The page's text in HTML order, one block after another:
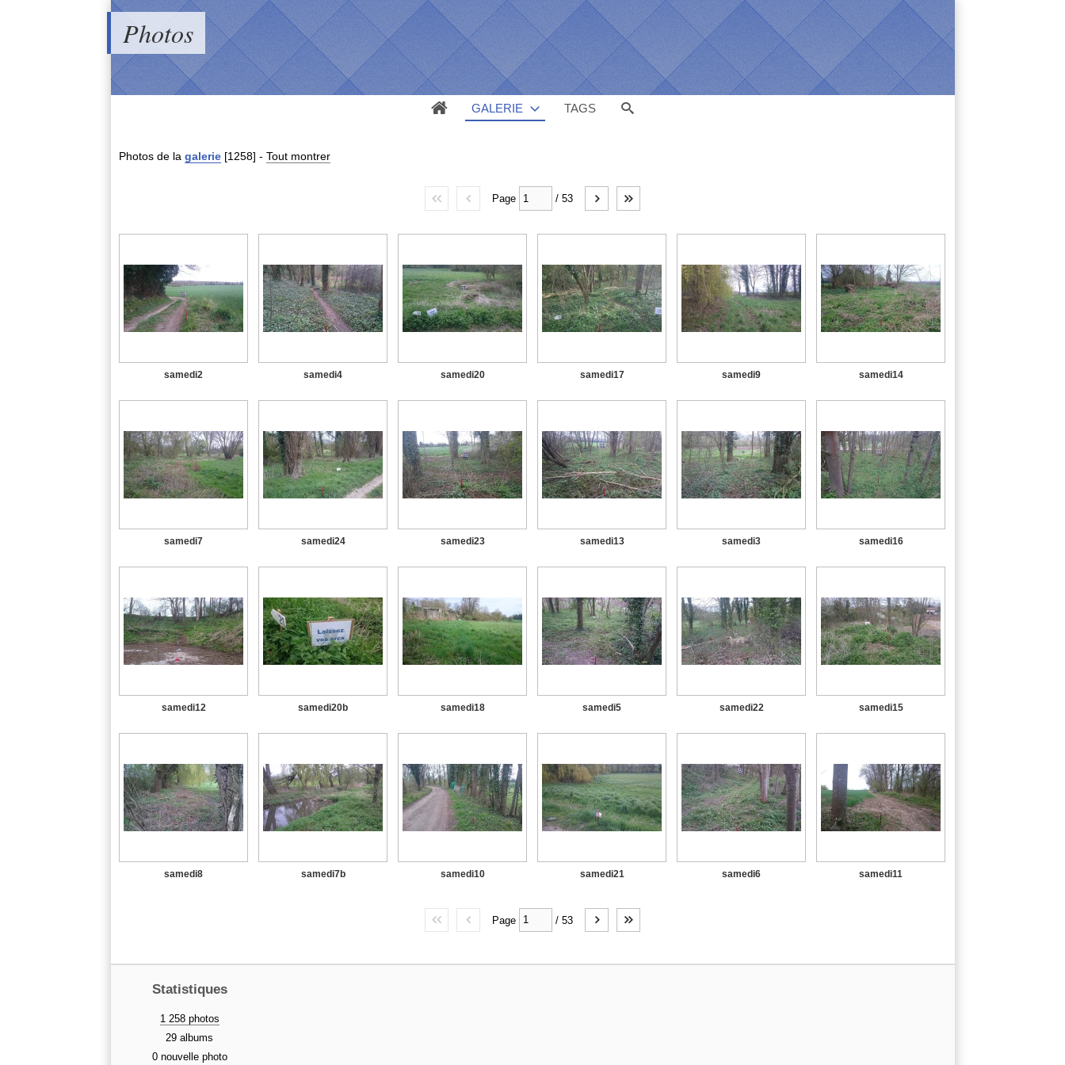
Photos
GALERIE TAGS
Photos de la galerie [1258] - Tout montrer
Page / 53
samedi2 samedi4 samedi20 samedi17 samedi9 samedi14
samedi7 samedi24 samedi23 samedi13 samedi3 samedi16
samedi12 samedi20b samedi18 samedi5 samedi22 samedi15
samedi8 samedi7b samedi10 samedi21 samedi6 samedi11
Page / 53
Statistiques
1 258 photos
29 albums
0 nouvelle photo